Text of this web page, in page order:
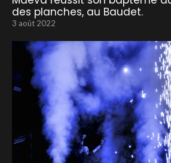
des planches, au Baudet.
3 août 2022